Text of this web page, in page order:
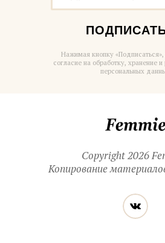
Нажимая кнопку
согласие на обработку, хранение
персональных
Copyright 2026
Копирование
нас
в